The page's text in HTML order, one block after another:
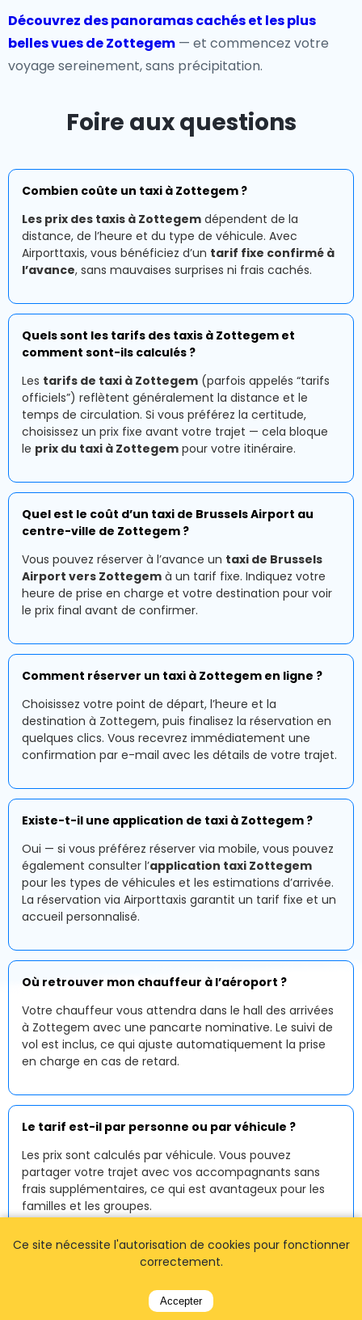
Découvrez des panoramas cachés et les plus
belles vues de Zottegem — et commencez votre
voyage sereinement, sans précipitation.
Foire aux questions
Combien coûte un taxi à Zottegem ?
Les prix des taxis à Zottegem dépendent de la
distance, de l’heure et du type de véhicule. Avec
Airporttaxis, vous bénéficiez d’un tarif fixe confirmé à
l’avance, sans mauvaises surprises ni frais cachés.
Quels sont les tarifs des taxis à Zottegem et
comment sont-ils calculés ?
Les tarifs de taxi à Zottegem (parfois appelés “tarifs
officiels”) reflètent généralement la distance et le
temps de circulation. Si vous préférez la certitude,
choisissez un prix fixe avant votre trajet — cela bloque
le prix du taxi à Zottegem pour votre itinéraire.
Quel est le coût d’un taxi de Brussels Airport au
centre-ville de Zottegem ?
Vous pouvez réserver à l’avance un taxi de Brussels
Airport vers Zottegem à un tarif fixe. Indiquez votre
heure de prise en charge et votre destination pour voir
le prix final avant de confirmer.
Comment réserver un taxi à Zottegem en ligne ?
Choisissez votre point de départ, l’heure et la
destination à Zottegem, puis finalisez la réservation en
quelques clics. Vous recevrez immédiatement une
confirmation par e-mail avec les détails de votre trajet.
Existe-t-il une application de taxi à Zottegem ?
Oui — si vous préférez réserver via mobile, vous pouvez
également consulter l’application taxi Zottegem
pour les types de véhicules et les estimations d’arrivée.
La réservation via Airporttaxis garantit un tarif fixe et un
accueil personnalisé.
Où retrouver mon chauffeur à l’aéroport ?
Votre chauffeur vous attendra dans le hall des arrivées
à Zottegem avec une pancarte nominative. Le suivi de
vol est inclus, ce qui ajuste automatiquement la prise
en charge en cas de retard.
Le tarif est-il par personne ou par véhicule ?
Les prix sont calculés par véhicule. Vous pouvez
partager votre trajet avec vos accompagnants sans
frais supplémentaires, ce qui est avantageux pour les
familles et les groupes.
service de taxi à Zottegem
24h/24 et 7j/7. Les arrivées tardives et les départs
Ce site nécessite l'autorisation de cookies pour fonctionner
correctement.
Accepter